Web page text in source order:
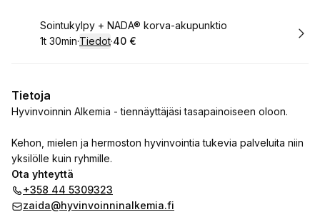
Varaa
Sointukylpy + NADA® korva-akupunktio
.Kesto:
1t 30min·Tiedot·
.Hinta
40 €
Tietoja
Hyvinvoinnin Alkemia - tiennäyttäjäsi tasapainoiseen oloon.
Kehon, mielen ja hermoston hyvinvointia tukevia palveluita niin
yksilölle kuin ryhmille.
Ota yhteyttä
+358 44 5309323
zaida@hyvinvoinninalkemia.fi